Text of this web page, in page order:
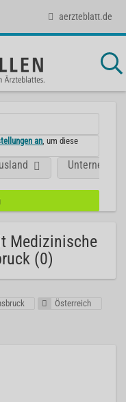
aerzteblatt.de
an , um diese
Medizinische
(0)
Österreich